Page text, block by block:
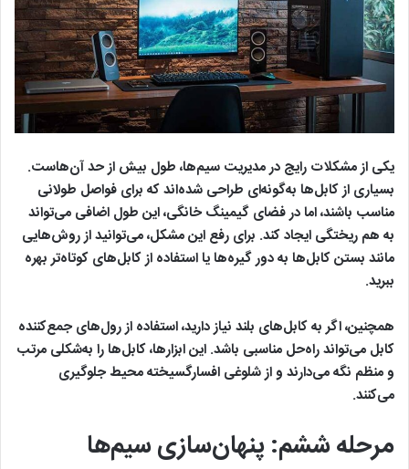
یکی از مشکلات رایج در مدیریت سیم‌ها، طول بیش ‌از حد آن‌هاست.
بسیاری از کابل‌ها به‌گونه‌ای طراحی شده‌اند که برای فواصل طولانی
مناسب باشند، اما در فضای گیمینگ خانگی، این طول اضافی می‌تواند
به‌ هم ‌ریختگی ایجاد کند. برای رفع این مشکل، می‌توانید از روش‌هایی
مانند بستن کابل‌ها به دور گیره‌ها یا استفاده از کابل‌های کوتاه‌تر بهره
ببرید.
همچنین، اگر به کابل‌های بلند نیاز دارید، استفاده از رول‌های جمع‌کننده
کابل می‌تواند راه‌حل مناسبی باشد. این ابزارها، کابل‌ها را به‌شکلی مرتب
و منظم نگه می‌دارند و از شلوغی افسارگسیخته محیط جلوگیری
می‌کنند.
مرحله ششم: پنهان‌سازی سیم‌ها